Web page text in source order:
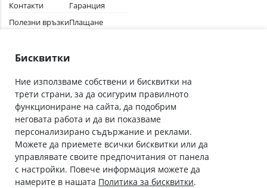
Контакти
Полезни връзки
Общи условия
Гаранция
Плащане
Абонирай се за нашия бюлетин
С абонамента се съгласявам сПолитиката за лични данни.
Онлайн аптека, част от аптеки „Ванчева“
Бисквитки
Ние използваме собствени и бисквитки на
трети страни, за да осигурим правилното
функциониране на сайта, да подобрим
неговата работа и да ви показваме
персонализирано съдържание и реклами.
Можете да приемете всички бисквитки или да
управлявате своите предпочитания от панела
с настройки. Повече информация можете да
намерите в нашата Политика за бисквитки.